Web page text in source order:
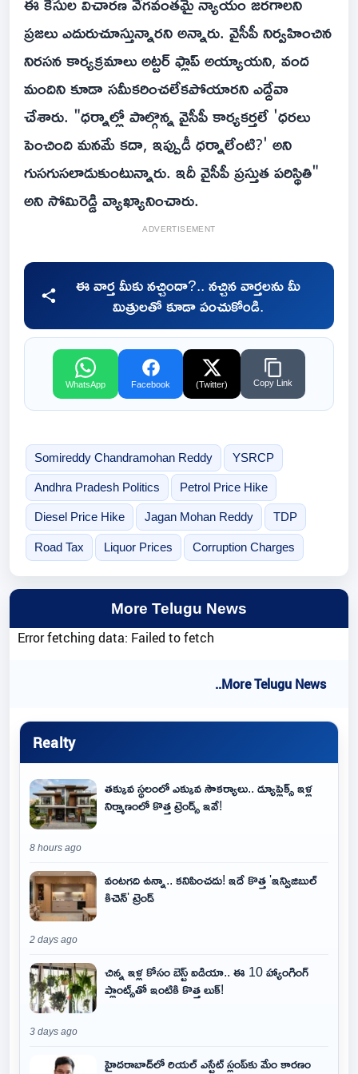
ప్రజలు ఎదురుచూస్తున్నారని అన్నారు. వైసీపీ నిర్వహించిన
నిరసన కార్యక్రమాలు అట్టర్ ఫ్లాప్ అయ్యాయని, వంద
మందిని కూడా సమీకరించలేకపోయారని ఎద్దేవా
చేశారు. "ధర్నాల్లో పాల్గొన్న వైసీపీ కార్యకర్తలే 'ధరలు
పెంచింది మనమే కదా, ఇప్పుడీ ధర్నాలేంటి?' అని
గుసగుసలాడుకుంటున్నారు. ఇదీ వైసీపీ ప్రస్తుత పరిస్థితి"
అని సోమిరెడ్డి వ్యాఖ్యానించారు.
ADVERTISEMENT
ఈ వార్త మీకు నచ్చిందా?.. నచ్చిన వార్తలను మీ
మిత్రులతో కూడా పంచుకోండి.
WhatsApp Facebook (Twitter) Copy Link
Somireddy Chandramohan Reddy YSRCP
Andhra Pradesh Politics Petrol Price Hike
Diesel Price Hike Jagan Mohan Reddy TDP
Road Tax Liquor Prices Corruption Charges
More Telugu News
Error fetching data: Failed to fetch
..More Telugu News
Realty
తక్కువ స్థలంలో ఎక్కువ సౌకర్యాలు.. డ్యూప్లెక్స్ ఇళ్ల
నిర్మాణంలో కొత్త ట్రెండ్స్ ఇవే!
8 hours ago
వంటగది ఉన్నా.. కనిపించదు! ఇదే కొత్త 'ఇన్విజిబుల్
కిచెన్' ట్రెండ్
2 days ago
చిన్న ఇళ్ల కోసం బెస్ట్ ఐడియా.. ఈ 10 హ్యాంగింగ్
ప్లాంట్స్‌తో ఇంటికి కొత్త లుక్!
3 days ago
హైదరాబాద్‌లో రియల్ ఎస్టేట్ స్లంప్‌కు మేం కారణం